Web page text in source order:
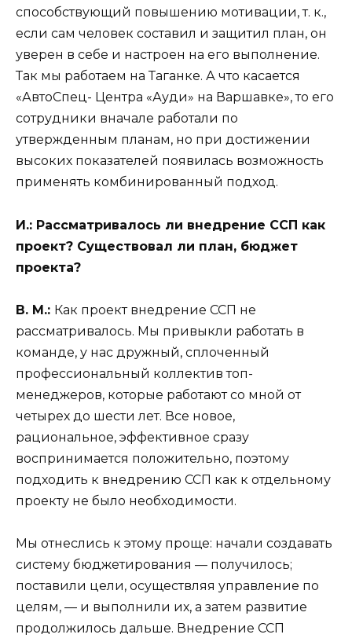
способствующий повышению мотивации, т. к.,
если сам человек составил и защитил план, он
уверен в себе и настроен на его выполнение.
Так мы работаем на Таганке. А что касается
«АвтоСпец- Центра «Ауди» на Варшавке», то его
сотрудники вначале работали по
утвержденным планам, но при достижении
высоких показателей появилась возможность
применять комбинированный подход.
И.: Рассматривалось ли внедрение ССП как
проект? Существовал ли план, бюджет
проекта?
В. М.: Как проект внедрение ССП не
рассматривалось. Мы привыкли работать в
команде, у нас дружный, сплоченный
профессиональный коллектив топ-
менеджеров, которые работают со мной от
четырех до шести лет. Все новое,
рациональное, эффективное сразу
воспринимается положительно, поэтому
подходить к внедрению ССП как к отдельному
проекту не было необходимости.
Мы отнеслись к этому проще: начали создавать
систему бюджетирования — получилось;
поставили цели, осуществляя управление по
целям, — и выполнили их, а затем развитие
продолжилось дальше. Внедрение ССП